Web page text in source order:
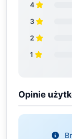
4
3
2
1
Opinie